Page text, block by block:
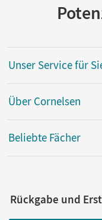
Unser Service für
Über Cornelsen
Beliebte Fächer
Rückgabe und